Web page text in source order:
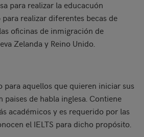
para realizar la educacuón
realizar diferentes becas de
oficinas de inmigración de
Zelanda y Reino Unido.
para aquellos que quieren iniciar sus
paises de habla inglesa. Contiene
académicos y es requerido por las
el IELTS para dicho propósito.